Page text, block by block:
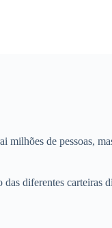
de pessoas,
diferentes carteiras